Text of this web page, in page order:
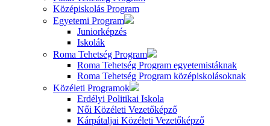
Középiskolás Program
Egyetemi Program
Juniorképzés
Iskolák
Roma Tehetség Program
Roma Tehetség Program egyetemistáknak
Roma Tehetség Program középiskolásoknak
Közéleti Programok
Erdélyi Politikai Iskola
Női Közéleti Vezetőképző
Kárpátaljai Közéleti Vezetőképző